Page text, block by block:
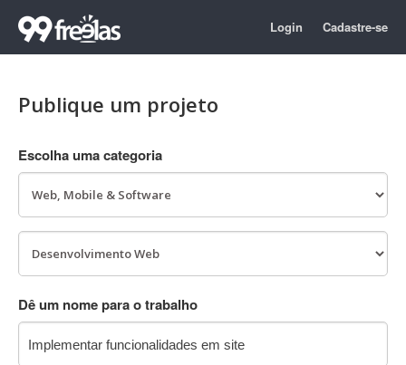
Login Cadastre-se
Publique um projeto
Escolha uma categoria
Dê um nome para o trabalho